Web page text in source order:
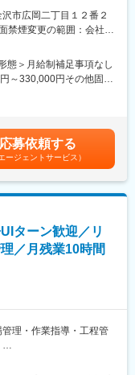
る
かせる
見通した働き方が可能
た就業環境
就業環境
のない働き方を重視す
が可能
的な育成を重視。中途
しています。
ィングカンパニー
力の大きいプロジェク
立場から支援する業務
計条件・工事発注資料
・数量確認、積算資料
の調整資料作成、段階確
市広岡二丁目１２番２
禁煙変更の範囲：会社の
態＞月給制補足事項なし
～330,000円その他固定
年1回（4月）【賞与】
（業績により支給）
830万円／1級土木＋
与）賃金はあくまでも目
能性があります。月給
応募依頼する
エージェントサービス）
ターン歓迎／リ
／月残業10時間
管理・作業指導・工程管